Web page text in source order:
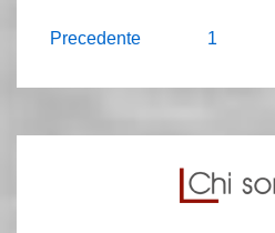
occupa
Paginazione
Precedente 1